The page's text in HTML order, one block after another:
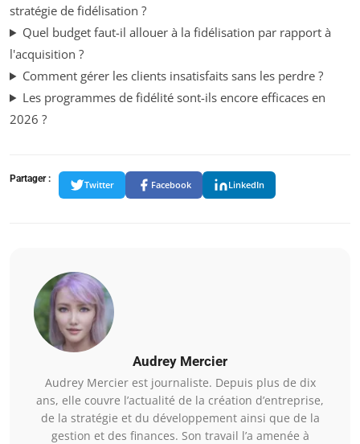
stratégie de fidélisation ?
Quel budget faut-il allouer à la fidélisation par rapport à
l'acquisition ?
Comment gérer les clients insatisfaits sans les perdre ?
Les programmes de fidélité sont-ils encore efficaces en
2026 ?
Partager :
Twitter Facebook LinkedIn
Audrey Mercier
Audrey Mercier est journaliste. Depuis plus de dix
ans, elle couvre l’actualité de la création d’entreprise,
de la stratégie et du développement ainsi que de la
gestion et des finances. Son travail l’a amenée à